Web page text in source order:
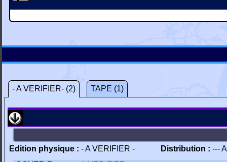
- A VERIFIER- (2) TAPE (1)
Edition physique : - A VERIFIER - Distribution : ---